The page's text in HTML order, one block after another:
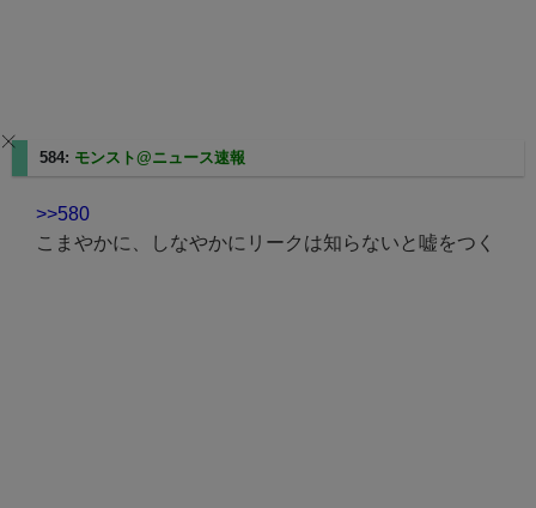
584: モンスト@ニュース速報
>>580
こまやかに、しなやかにリークは知らないと嘘をつく